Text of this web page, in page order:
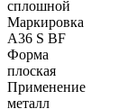
сплошной
Маркировка
A36 S BF
Форма
плоская
Применение
металл